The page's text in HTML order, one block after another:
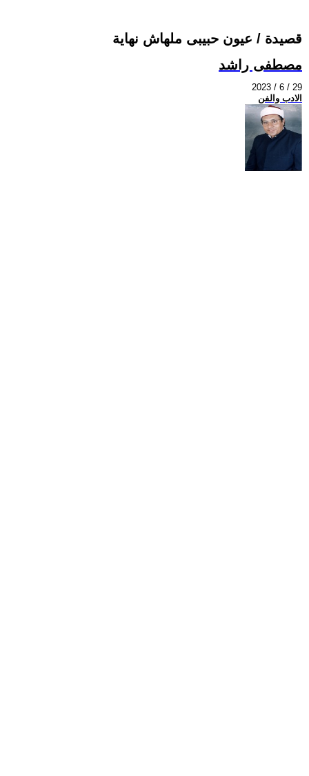
قصيدة / عيون حبيبى ملهاش نهاية
مصطفى راشد
2023 / 6 / 29
الادب والفن